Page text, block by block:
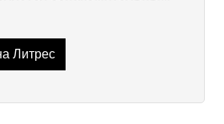
Литрес